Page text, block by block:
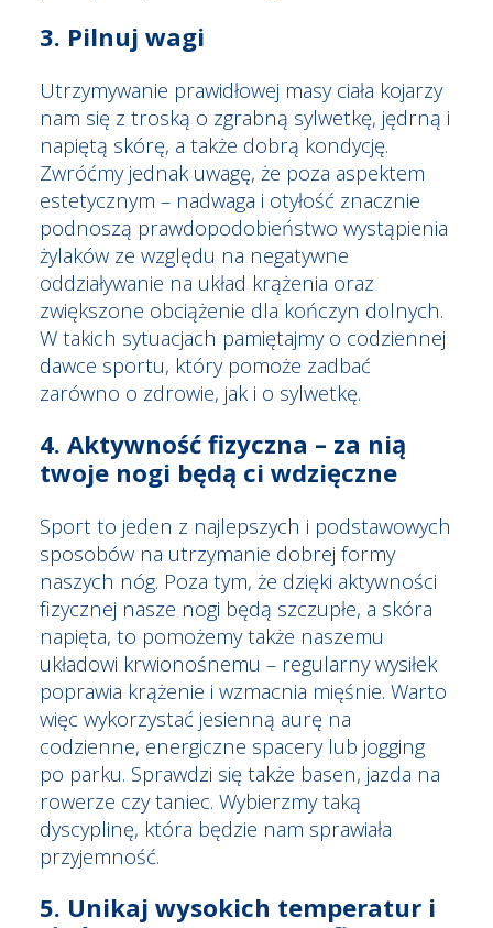
3. Pilnuj wagi
Utrzymywanie prawidłowej masy ciała kojarzy
nam się z troską o zgrabną sylwetkę, jędrną i
napiętą skórę, a także dobrą kondycję.
Zwróćmy jednak uwagę, że poza aspektem
estetycznym – nadwaga i otyłość znacznie
podnoszą prawdopodobieństwo wystąpienia
żylaków ze względu na negatywne
oddziaływanie na układ krążenia oraz
zwiększone obciążenie dla kończyn dolnych.
W takich sytuacjach pamiętajmy o codziennej
dawce sportu, który pomoże zadbać
zarówno o zdrowie, jak i o sylwetkę.
4. Aktywność fizyczna – za nią
twoje nogi będą ci wdzięczne
Sport to jeden z najlepszych i podstawowych
sposobów na utrzymanie dobrej formy
naszych nóg. Poza tym, że dzięki aktywności
fizycznej nasze nogi będą szczupłe, a skóra
napięta, to pomożemy także naszemu
układowi krwionośnemu – regularny wysiłek
poprawia krążenie i wzmacnia mięśnie. Warto
więc wykorzystać jesienną aurę na
codzienne, energiczne spacery lub jogging
po parku. Sprawdzi się także basen, jazda na
rowerze czy taniec. Wybierzmy taką
dyscyplinę, która będzie nam sprawiała
przyjemność.
5. Unikaj wysokich temperatur i